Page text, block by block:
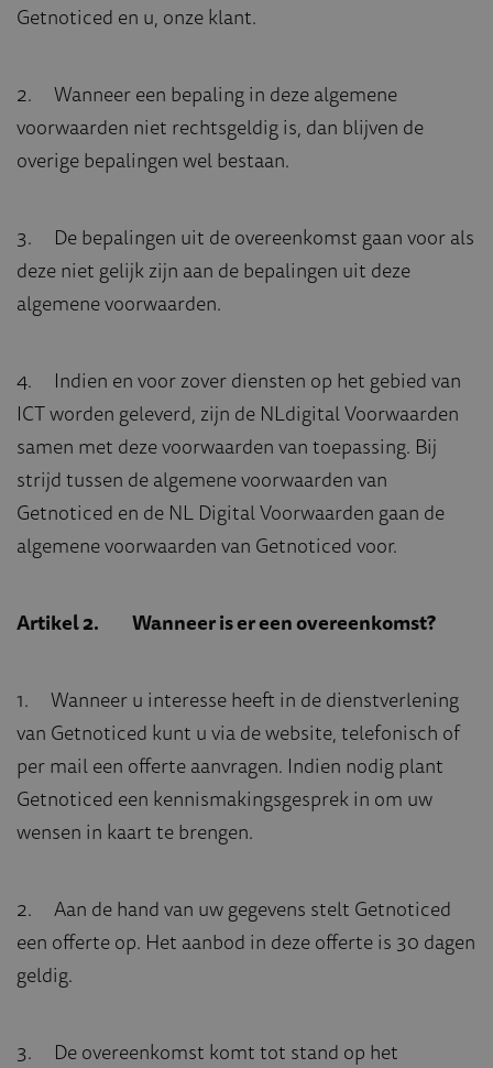
Getnoticed en u, onze klant.
2. Wanneer een bepaling in deze algemene
voorwaarden niet rechtsgeldig is, dan blijven de
overige bepalingen wel bestaan.
3. De bepalingen uit de overeenkomst gaan voor als
deze niet gelijk zijn aan de bepalingen uit deze
algemene voorwaarden.
4. Indien en voor zover diensten op het gebied van
ICT worden geleverd, zijn de NLdigital Voorwaarden
samen met deze voorwaarden van toepassing. Bij
strijd tussen de algemene voorwaarden van
Getnoticed en de NL Digital Voorwaarden gaan de
algemene voorwaarden van Getnoticed voor.
Artikel 2. Wanneer is er een overeenkomst?
1. Wanneer u interesse heeft in de dienstverlening
van Getnoticed kunt u via de website, telefonisch of
per mail een offerte aanvragen. Indien nodig plant
Getnoticed een kennismakingsgesprek in om uw
wensen in kaart te brengen.
2. Aan de hand van uw gegevens stelt Getnoticed
een offerte op. Het aanbod in deze offerte is 30 dagen
geldig.
3. De overeenkomst komt tot stand op het